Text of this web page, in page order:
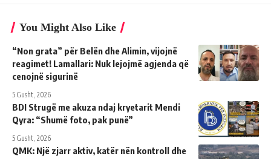
You Might Also Like
“Non grata” për Belën dhe Alimin, vijojnë
reagimet! Lamallari: Nuk lejojmë agjenda që
cenojnë sigurinë
5 Gusht, 2026
BDI Strugë me akuza ndaj kryetarit Mendi
Qyra: “Shumë foto, pak punë”
5 Gusht, 2026
QMK: Një zjarr aktiv, katër nën kontroll dhe